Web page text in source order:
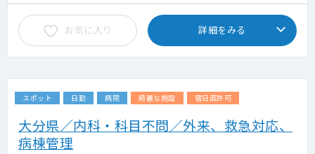
お気に入り 詳細をみる
スポット 日勤 病院 綺麗な施設 宿日直許可
大分県／内科・科目不問／外来、救急対応、
病棟管理